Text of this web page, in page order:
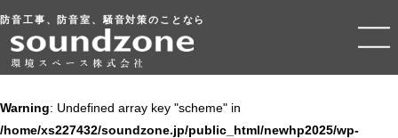
Warning: Undefined array key "scheme" in
/home/xs227432/soundzone.jp/public_html/newhp2025/wp-
防音工事、防音室、騒音対策のことなら